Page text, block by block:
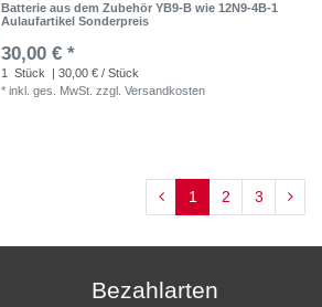
Batterie aus dem Zubehör YB9-B wie 12N9-4B-1
Aulaufartikel Sonderpreis
30,00 € *
1 Stück
| 30,00 € / Stück
*inkl. ges. MwSt. zzgl.Versandkosten
1 2 3
Bezahlarten